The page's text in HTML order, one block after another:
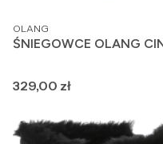
PRODUCENT
OLANG
ŚNIEGOWCE OLANG
Cena
329,00 zł